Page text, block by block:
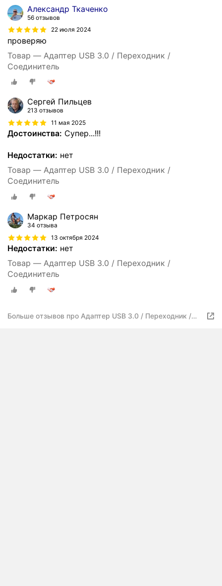
Александр Ткаченко
56 отзывов
22 июля 2024
проверяю
Товар — Адаптер USB 3.0 / Переходник /
Соединитель
Сергей Пильцев
213 отзывов
11 мая 2025
Достоинства: Супер...!!!
Недостатки: нет
Товар — Адаптер USB 3.0 / Переходник /
Соединитель
Маркар Петросян
34 отзыва
13 октября 2024
Недостатки: нет
Товар — Адаптер USB 3.0 / Переходник /
Соединитель
Больше отзывов про Адаптер USB 3.0 / Переходник /